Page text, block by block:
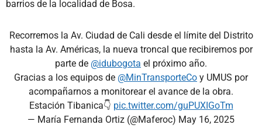
barrios de la localidad de Bosa.
Recorremos la Av. Ciudad de Cali desde el límite del Distrito
hasta la Av. Américas, la nueva troncal que recibiremos por
parte de @idubogota el próximo año.
Gracias a los equipos de @MinTransporteCo y UMUS por
acompañarnos a monitorear el avance de la obra.
Estación Tibanica👇 pic.twitter.com/guPUXIGoTm
— María Fernanda Ortiz (@Maferoc) May 16, 2025